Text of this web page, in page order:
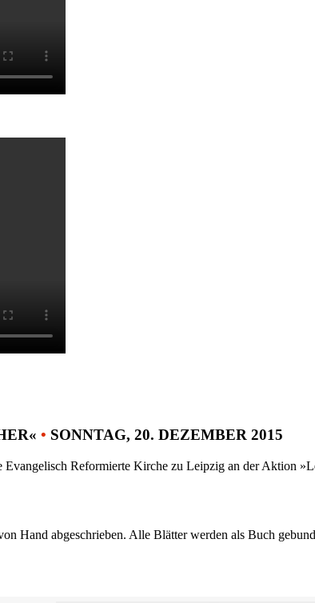
• SONNTAG, 20. DEZEMBER 2015
Reformierte Kirche zu Leipzig an der Aktion
Hand abgeschrieben. Alle Blätter werden als Buch